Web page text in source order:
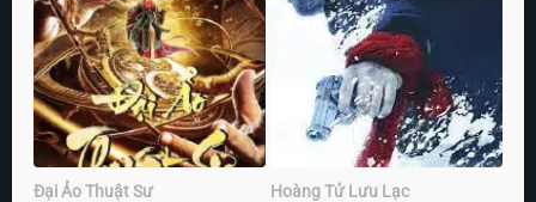
Đại Ảo Thuật Sư Hoàng Tử Lưu Lạc